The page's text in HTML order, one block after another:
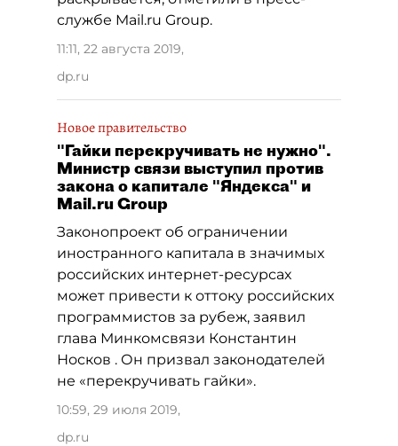
службе Mail.ru Group.
11:11, 22 августа 2019,
dp.ru
Новое правительство
"Гайки перекручивать не нужно".
Министр связи выступил против
закона о капитале "Яндекса" и
Mail.ru Group
Законопроект об ограничении
иностранного капитала в значимых
российских интернет-ресурсах
может привести к оттоку российских
программистов за рубеж, заявил
глава Минкомсвязи Константин
Носков . Он призвал законодателей
не «перекручивать гайки».
10:59, 29 июля 2019,
dp.ru